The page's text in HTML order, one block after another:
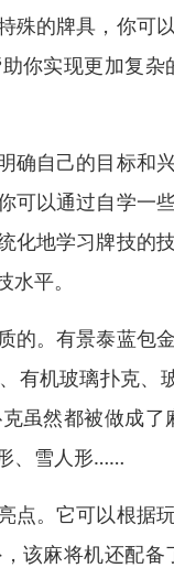
殊的牌具，你可
你实现更加复
确自己的目标和
可以通过自学一
化地学习牌技的
平。
的。有景泰蓝包
有机玻璃扑克
虽然都被做成
、雪人形……
点。它可以根据
该麻将机还配